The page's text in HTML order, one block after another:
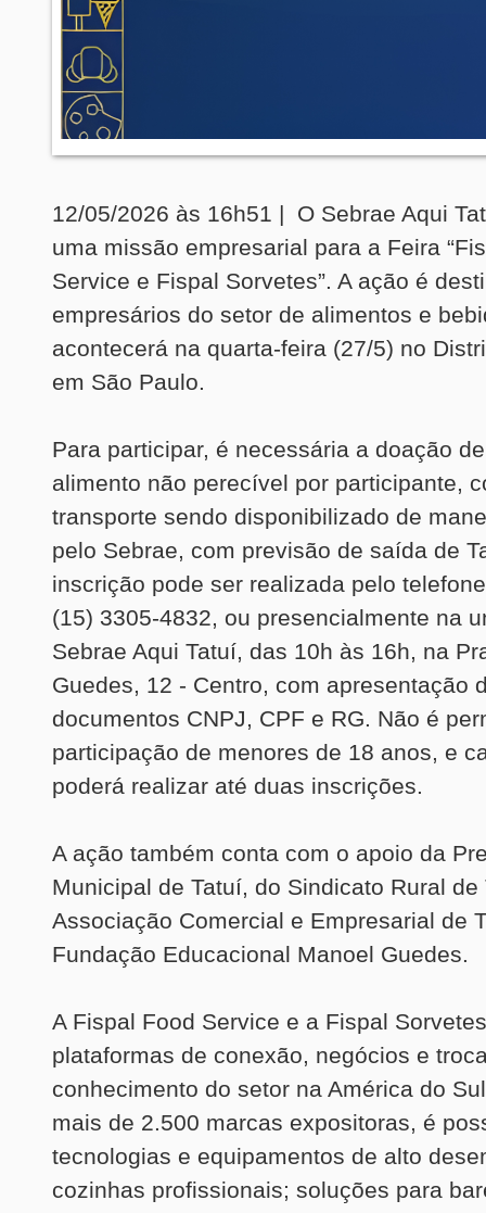
12/05/2026 às 16h51 | O Sebrae Aqui
uma missão empresarial para a Feira
Service e Fispal Sorvetes”. A ação é
empresários do setor de alimentos e
acontecerá na quarta-feira (27/5) no
em São Paulo.
Para participar, é necessária a doação
alimento não perecível por participante,
transporte sendo disponibilizado de
pelo Sebrae, com previsão de saída de
inscrição pode ser realizada pelo
(15) 3305-4832, ou presencialmente na
Sebrae Aqui Tatuí, das 10h às 16h, na
Guedes, 12 - Centro, com apresentação
documentos CNPJ, CPF e RG. Não é
participação de menores de 18 anos, e
poderá realizar até duas inscrições.
A ação também conta com o apoio da
Municipal de Tatuí, do Sindicato Rural de
Associação Comercial e Empresarial de
Fundação Educacional Manoel Guedes.
A Fispal Food Service e a Fispal
plataformas de conexão, negócios e
conhecimento do setor na América do
mais de 2.500 marcas expositoras, é
tecnologias e equipamentos de alto
cozinhas profissionais; soluções para